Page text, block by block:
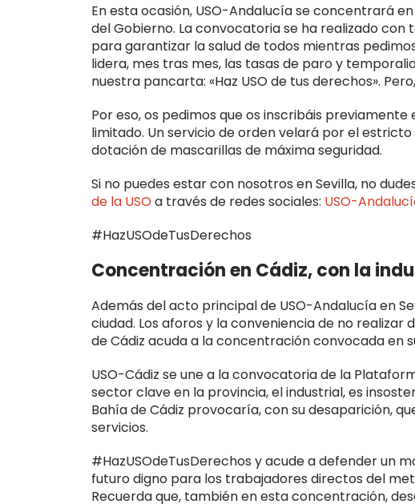
En esta ocasión, USO-Andalucía se concentrará
del Gobierno. La convocatoria se ha realizado
para garantizar la salud de todos mientras
lidera, mes tras mes, las tasas de paro y
nuestra pancarta: «Haz USO de tus derechos».
Por eso, os pedimos que os inscribáis
limitado. Un servicio de orden velará por el
dotación de mascarillas de máxima seguridad.
Si no puedes estar con nosotros en Sevilla, no
de la USOa través de redes sociales: USO-
#HazUSOdeTusDerechos
Concentración en Cádiz, con la
Además del acto principal de USO-Andalucía en
ciudad. Los aforos y la conveniencia de no
de Cádiz acuda a la concentración convocada en
USO-Cádiz se une a la convocatoria de la
sector clave en la provincia, el industrial, es
Bahía de Cádiz provocaría, con su desaparición,
servicios.
#HazUSOdeTusDerechos y acude a defender un
futuro digno para los trabajadores directos del
Recuerda que, también en esta concentración,